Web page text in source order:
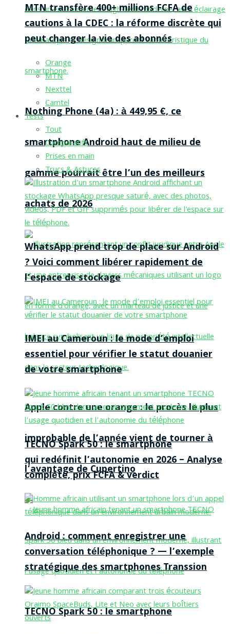
Nothing Phone (4a) : à 449,95 €, ce
smartphone Android haut de milieu de
gamme pourrait être l’un des meilleurs
achats de 2026
Apple contre une orange : le procès le plus
improbable de l’année vient de tourner à
l’avantage de Cupertino
TECNO Spark 50 : le smartphone
MTN transfère 400+ millions FCFA de
cautions à la CDEC : la réforme discrète qui
peut changer la vie des abonnés
Orange
MTN
Nexttel
Camtel
Tests
Tout
Comparatifs
Prises en main
Trucs & Astuces
WhatsApp prend trop de place sur Android
? Voici comment libérer rapidement de
l’espace de stockage
IMEI au Cameroun : le mode d’emploi
essentiel pour vérifier le statut douanier
de votre smartphone
TECNO Spark 50 : le smartphone
qui redéfinit l’autonomie en 2026 – Analyse
complète, prix FCFA & verdict
Android : comment enregistrer une
conversation téléphonique ? — l’exemple
stratégique des smartphones Transsion